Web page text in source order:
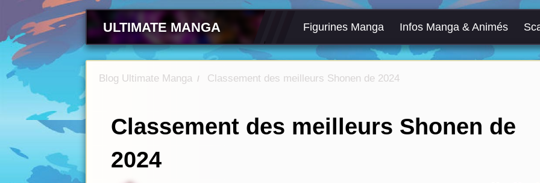
ULTIMATE MANGA Figurines Manga Infos Manga & Animés
Blog Ultimate Manga / Classement des meilleurs Shonen de 2024
Classement des meilleurs Shonen de
2024